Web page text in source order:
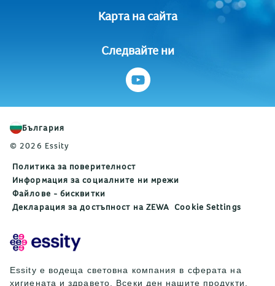
Карта на сайта
Следвайте ни
България
© 2026 Essity
Политика за поверителност
Информация за социалните ни мрежи
Файлове - бисквитки
Декларация за достъпност на ZEWA Cookie Settings
Essity е водеща световна компания в сферата на
хигиената и здравето. Всеки ден нашите продукти,